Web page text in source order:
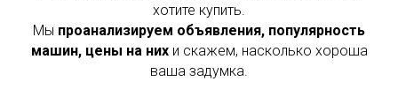
хотите купить.
Мы проанализируем объявления, популярность
машин, цены на нихи скажем, насколько хороша
ваша задумка.